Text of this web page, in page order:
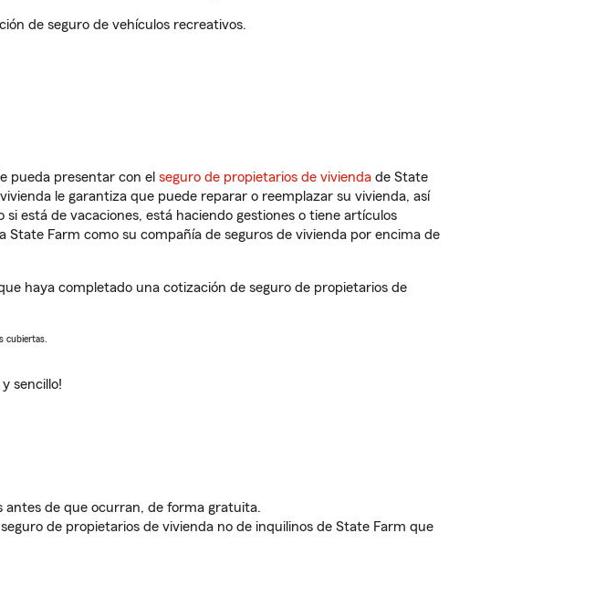
de seguro de vehículos recreativos.
pueda presentar con el seguro de propietarios de vivienda de State
le garantiza que puede reparar o reemplazar su vivienda, así
si está de vacaciones, está haciendo gestiones o tiene artículos
Farm como su compañía de seguros de vivienda por encima de
haya completado una cotización de seguro de propietarios de
cubiertas.
y sencillo!
de que ocurran, de forma gratuita.
de propietarios de vivienda no de inquilinos de State Farm que